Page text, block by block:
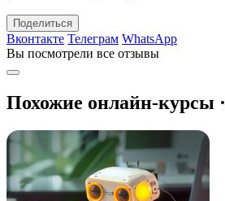
Поделиться
Вконтакте Телеграм WhatsApp
Вы посмотрели все отзывы
Похожие онлайн-курсы ·